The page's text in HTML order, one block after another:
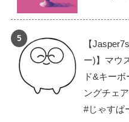
【
ー)】マウ
ド&キーボ
ングチェ
#じゃすぱ